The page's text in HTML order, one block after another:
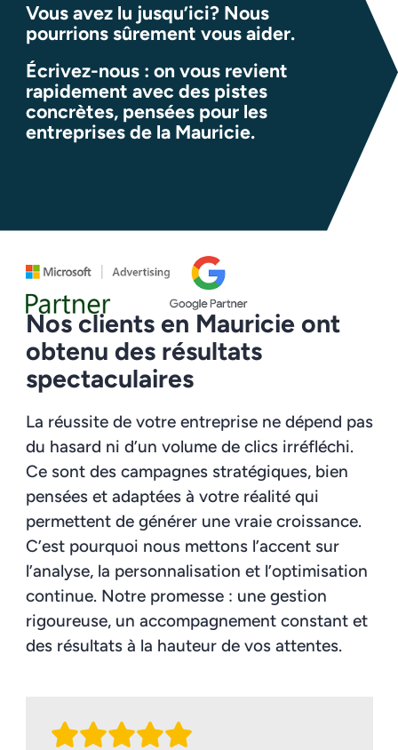
Vous avez lu jusqu’ici? Nous
pourrions sûrement vous aider.
Écrivez-nous : on vous revient
rapidement avec des pistes
concrètes, pensées pour les
entreprises de la Mauricie.
Nos clients en Mauricie ont
obtenu des résultats
spectaculaires
La réussite de votre entreprise ne dépend pas
du hasard ni d’un volume de clics irréfléchi.
Ce sont des campagnes stratégiques, bien
pensées et adaptées à votre réalité qui
permettent de générer une vraie croissance.
C’est pourquoi nous mettons l’accent sur
l’analyse, la personnalisation et l’optimisation
continue. Notre promesse : une gestion
rigoureuse, un accompagnement constant et
des résultats à la hauteur de vos attentes.